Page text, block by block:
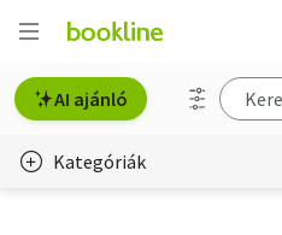
AI ajánló
Kategóriák